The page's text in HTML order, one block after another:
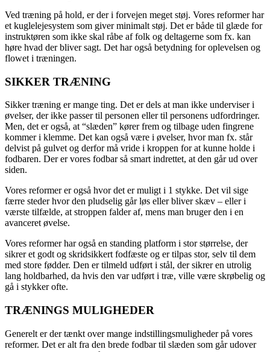
Ved træning på hold, er der i forvejen meget støj. Vores reformer har
et kuglelejesystem som giver minimalt støj. Det er både til glæde for
instruktøren som ikke skal råbe af folk og deltagerne som fx. kan
høre hvad der bliver sagt. Det har også betydning for oplevelsen og
flowet i træningen.
SIKKER TRÆNING
Sikker træning er mange ting. Det er dels at man ikke underviser i
øvelser, der ikke passer til personen eller til personens udfordringer.
Men, det er også, at “slæden” kører frem og tilbage uden fingrene
kommer i klemme. Det kan også være i øvelser, hvor man fx. står
delvist på gulvet og derfor må vride i kroppen for at kunne holde i
fodbaren. Der er vores fodbar så smart indrettet, at den går ud over
siden.
Vores reformer er også hvor det er muligt i 1 stykke. Det vil sige
færre steder hvor den pludselig går løs eller bliver skæv – eller i
værste tilfælde, at stroppen falder af, mens man bruger den i en
avanceret øvelse.
Vores reformer har også en standing platform i stor størrelse, der
sikrer et godt og skridsikkert fodfæste og er tilpas stor, selv til dem
med store fødder. Den er tilmeld udført i stål, der sikrer en utrolig
lang holdbarhed, da hvis den var udført i træ, ville være skrøbelig og
gå i stykker ofte.
TRÆNINGS MULIGHEDER
Generelt er der tænkt over mange indstillingsmuligheder på vores
reformer. Det er alt fra den brede fodbar til slæden som går udover